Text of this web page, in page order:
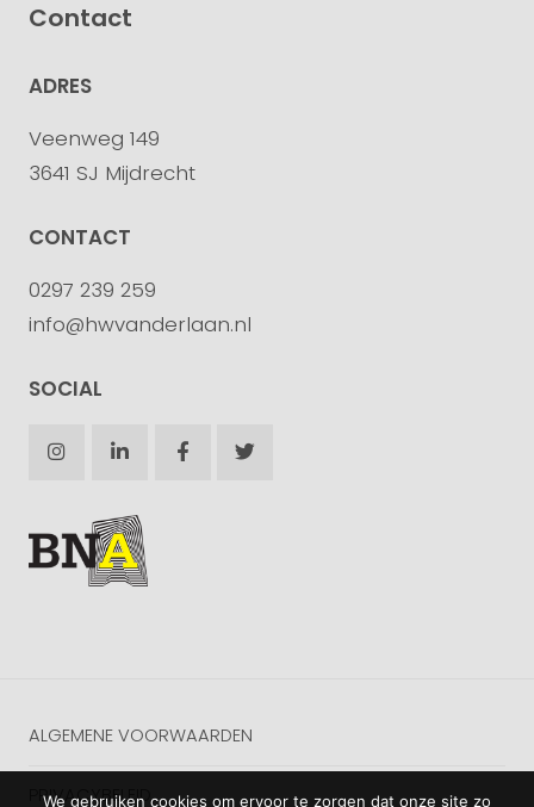
Contact
ADRES
Veenweg 149
3641 SJ Mijdrecht
CONTACT
0297 239 259
info@hwvanderlaan.nl
SOCIAL
ALGEMENE VOORWAARDEN
PRIVACYBELEID
We gebruiken cookies om ervoor te zorgen dat onze site zo